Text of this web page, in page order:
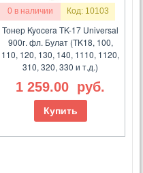
0 в наличии Код: 10103
Тонер Kyocera TK-17 Universal
900г. фл. Булат (TK18, 100,
110, 120, 130, 140, 1110, 1120,
310, 320, 330 и т.д.)
1 259.00 руб.
Купить